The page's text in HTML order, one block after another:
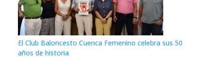
El Club Baloncesto Cuenca Femenino celebra sus 50
años de historia